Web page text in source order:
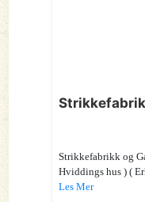
Strikkefabrikk og
Hviddings hus ) (
Les Mer